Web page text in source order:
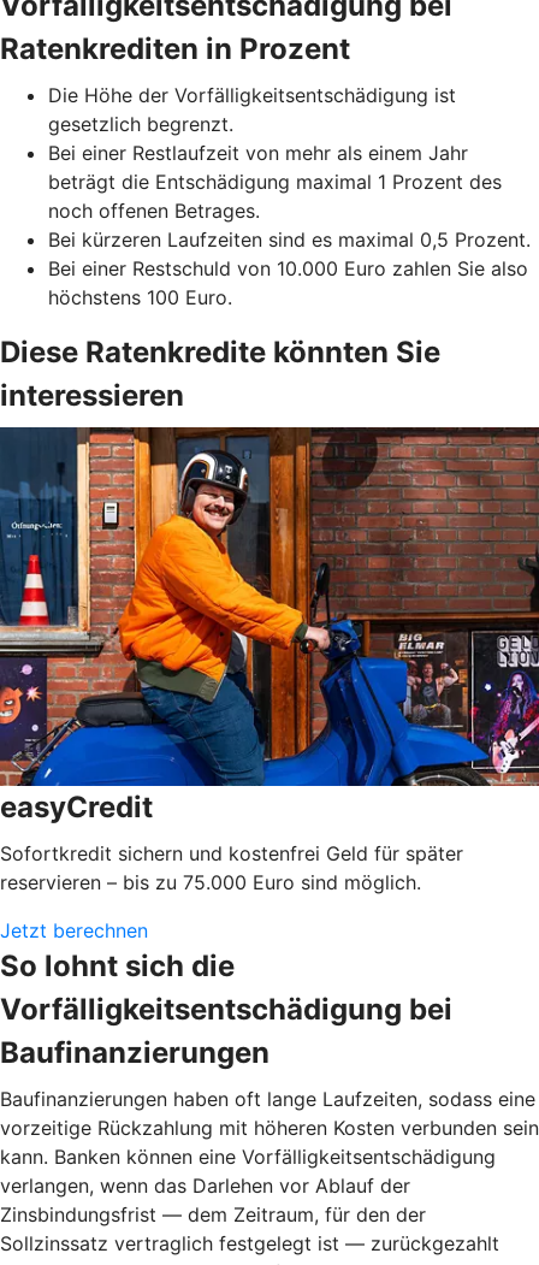
Ratenkrediten in Prozent
Die Höhe der Vorfälligkeitsentschädigung ist
gesetzlich begrenzt.
Bei einer Restlaufzeit von mehr als einem Jahr
beträgt die Entschädigung maximal 1 Prozent des
noch offenen Betrages.
Bei kürzeren Laufzeiten sind es maximal 0,5 Prozent.
Bei einer Restschuld von 10.000 Euro zahlen Sie also
höchstens 100 Euro.
Diese Ratenkredite könnten Sie
interessieren
easyCredit
Sofortkredit sichern und kostenfrei Geld für später
reservieren – bis zu 75.000 Euro sind möglich.
Jetzt berechnen
So lohnt sich die
Vorfälligkeitsentschädigung bei
Baufinanzierungen
Baufinanzierungen haben oft lange Laufzeiten, sodass eine
vorzeitige Rückzahlung mit höheren Kosten verbunden sein
kann. Banken können eine Vorfälligkeitsentschädigung
verlangen, wenn das Darlehen vor Ablauf der
Zinsbindungsfrist — dem Zeitraum, für den der
Sollzinssatz vertraglich festgelegt ist — zurückgezahlt